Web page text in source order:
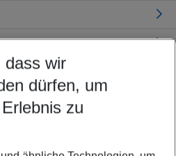
suits your best
dass wir
dürfen, um
zu